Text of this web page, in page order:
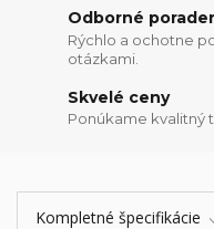
Odborné
Rýchlo a ochotne
otázkami.
Skvelé ceny
Ponúkame kvalitný
Kompletné špecifikácie